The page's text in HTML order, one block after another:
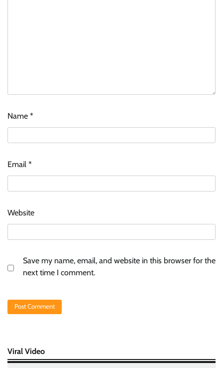
Name *
Email *
Website
Save my name, email, and website in this browser for the
next time I comment.
Viral Video